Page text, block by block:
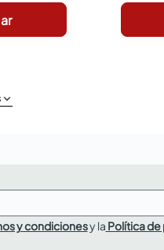
y condicionesy la Política